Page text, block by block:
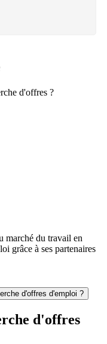
d'offres ?
marché du travail en
grâce à ses partenaires
d'offres d'emploi ?
d'offres